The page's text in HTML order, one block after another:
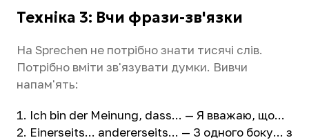
Техніка 3: Вчи фрази-зв'язки
На Sprechen не потрібно знати тисячі слів.
Потрібно вміти зв'язувати думки. Вивчи
напам'ять:
Ich bin der Meinung, dass... — Я вважаю, що...
Einerseits... andererseits... — З одного боку... з